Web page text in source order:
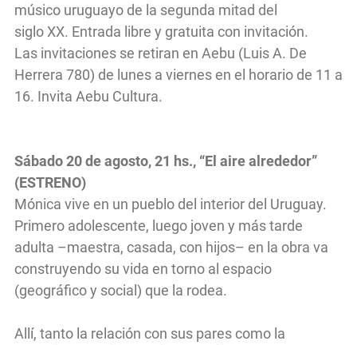
músico uruguayo de la segunda mitad del
siglo XX. Entrada libre y gratuita con invitación.
Las invitaciones se retiran en Aebu (Luis A. De
Herrera 780) de lunes a viernes en el horario de 11 a
16. Invita Aebu Cultura.
Sábado 20 de agosto, 21 hs., “El aire alrededor”
(ESTRENO)
Mónica vive en un pueblo del interior del Uruguay.
Primero adolescente, luego joven y más tarde
adulta –maestra, casada, con hijos– en la obra va
construyendo su vida en torno al espacio
(geográfico y social) que la rodea.
Allí, tanto la relación con sus pares como la